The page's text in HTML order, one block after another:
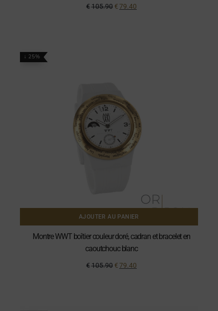
€105.90 €79.40
↓ 25%
AJOUTER AU PANIER
Montre WWT boîtier couleur doré, cadran et bracelet en
caoutchouc blanc
€105.90 €79.40